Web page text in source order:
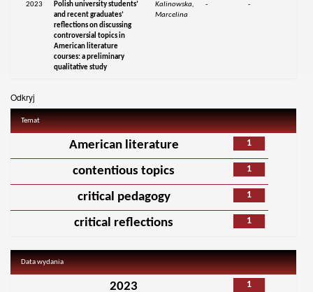
2023
Polish university students’
and recent graduates’
reflections on discussing
controversial topics in
American literature
courses: a preliminary
qualitative study
Kalinowska,
Marcelina
- -
Odkryj
Temat
1
American literature
1
contentious topics
1
critical pedagogy
1
critical reflections
Data wydania
1
2023